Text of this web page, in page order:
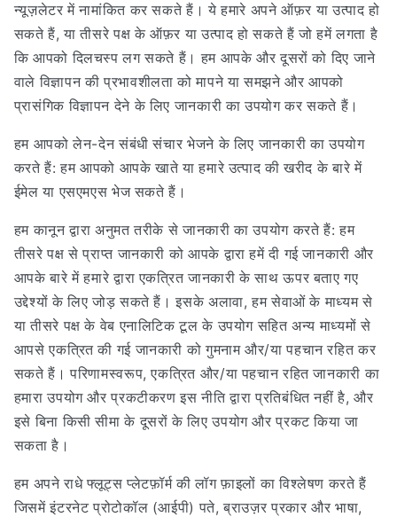
न्यूज़लेटर में नामांकित कर सकते हैं। ये हमारे अपने ऑफ़र या उत्पाद हो
सकते हैं, या तीसरे पक्ष के ऑफ़र या उत्पाद हो सकते हैं जो हमें लगता है
कि आपको दिलचस्प लग सकते हैं। हम आपके और दूसरों को दिए जाने
वाले विज्ञापन की प्रभावशीलता को मापने या समझने और आपको
प्रासंगिक विज्ञापन देने के लिए जानकारी का उपयोग कर सकते हैं।
हम आपको लेन-देन संबंधी संचार भेजने के लिए जानकारी का उपयोग
करते हैं: हम आपको आपके खाते या हमारे उत्पाद की खरीद के बारे में
ईमेल या एसएमएस भेज सकते हैं।
हम कानून द्वारा अनुमत तरीके से जानकारी का उपयोग करते हैं: हम
तीसरे पक्ष से प्राप्त जानकारी को आपके द्वारा हमें दी गई जानकारी और
आपके बारे में हमारे द्वारा एकत्रित जानकारी के साथ ऊपर बताए गए
उद्देश्यों के लिए जोड़ सकते हैं। इसके अलावा, हम सेवाओं के माध्यम से
या तीसरे पक्ष के वेब एनालिटिक टूल के उपयोग सहित अन्य माध्यमों से
आपसे एकत्रित की गई जानकारी को गुमनाम और/या पहचान रहित कर
सकते हैं। परिणामस्वरूप, एकत्रित और/या पहचान रहित जानकारी का
हमारा उपयोग और प्रकटीकरण इस नीति द्वारा प्रतिबंधित नहीं है, और
इसे बिना किसी सीमा के दूसरों के लिए उपयोग और प्रकट किया जा
सकता है।
हम अपने राधे फ्लूट्स प्लेटफ़ॉर्म की लॉग फ़ाइलों का विश्लेषण करते हैं
जिसमें इंटरनेट प्रोटोकॉल (आईपी) पते, ब्राउज़र प्रकार और भाषा,